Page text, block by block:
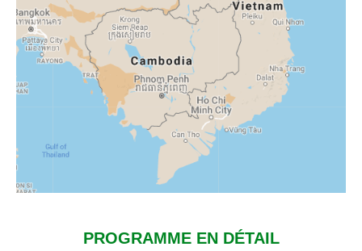
PROGRAMME EN DÉTAIL